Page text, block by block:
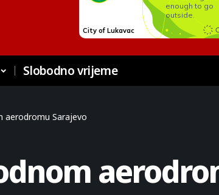
Slobodno vrijeme
aerodromu Sarajevo